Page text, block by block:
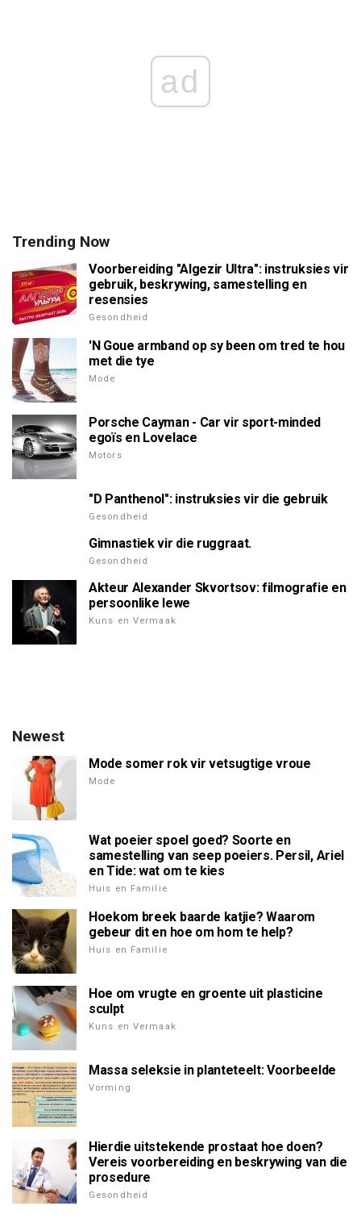
ad
Trending Now
Voorbereiding "Algezir Ultra": instruksies vir
gebruik, beskrywing, samestelling en
resensies
Gesondheid
'N Goue armband op sy been om tred te hou
met die tye
Mode
Porsche Cayman - Car vir sport-minded
egoïs en Lovelace
Motors
"D Panthenol": instruksies vir die gebruik
Gesondheid
Gimnastiek vir die ruggraat.
Gesondheid
Akteur Alexander Skvortsov: filmografie en
persoonlike lewe
Kuns en Vermaak
Newest
Mode somer rok vir vetsugtige vroue
Mode
Wat poeier spoel goed? Soorte en
samestelling van seep poeiers. Persil, Ariel
en Tide: wat om te kies
Huis en Familie
Hoekom breek baarde katjie? Waarom
gebeur dit en hoe om hom te help?
Huis en Familie
Hoe om vrugte en groente uit plasticine
sculpt
Kuns en Vermaak
Massa seleksie in planteteelt: Voorbeelde
Vorming
Hierdie uitstekende prostaat hoe doen?
Vereis voorbereiding en beskrywing van die
prosedure
Gesondheid